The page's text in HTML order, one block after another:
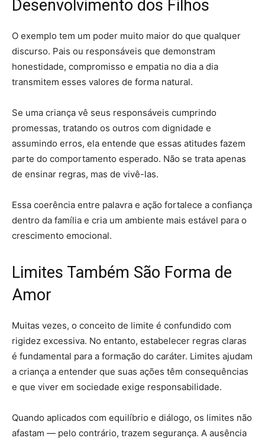
Desenvolvimento dos Filhos
O exemplo tem um poder muito maior do que qualquer
discurso. Pais ou responsáveis que demonstram
honestidade, compromisso e empatia no dia a dia
transmitem esses valores de forma natural.
Se uma criança vê seus responsáveis cumprindo
promessas, tratando os outros com dignidade e
assumindo erros, ela entende que essas atitudes fazem
parte do comportamento esperado. Não se trata apenas
de ensinar regras, mas de vivê-las.
Essa coerência entre palavra e ação fortalece a confiança
dentro da família e cria um ambiente mais estável para o
crescimento emocional.
Limites Também São Forma de
Amor
Muitas vezes, o conceito de limite é confundido com
rigidez excessiva. No entanto, estabelecer regras claras
é fundamental para a formação do caráter. Limites ajudam
a criança a entender que suas ações têm consequências
e que viver em sociedade exige responsabilidade.
Quando aplicados com equilíbrio e diálogo, os limites não
afastam — pelo contrário, trazem segurança. A ausência